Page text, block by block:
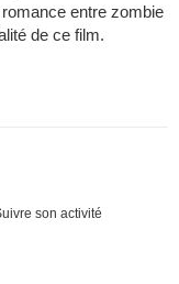
entre zombie
de ce film.
son activité